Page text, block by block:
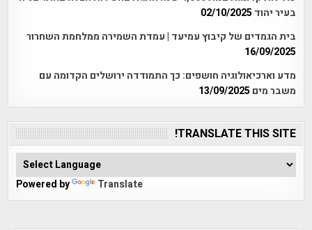
בעיר יהוד 02/10/2025
בית הגמדים של קיבוץ עמיעד | עמדת השמירה ממלחמת השחרור
16/09/2025
מדע וארכיאולוגיה חושפים: כך התמודדה ירושלים הקדומה עם
משבר מים 13/09/2025
TRANSLATE THIS SITE!
Powered by Translate